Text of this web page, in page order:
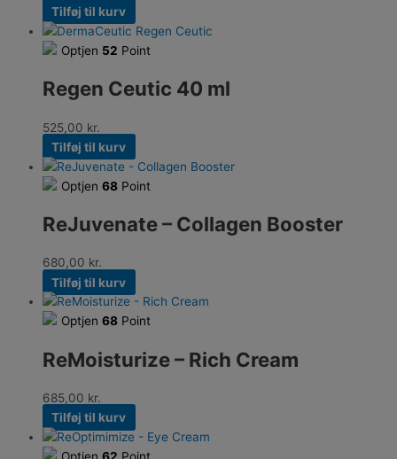
Tilføj til kurv
Optjen 52 Point
Regen Ceutic 40 ml
525,00 kr.
Tilføj til kurv
Optjen 68 Point
ReJuvenate – Collagen Booster
680,00 kr.
Tilføj til kurv
Optjen 68 Point
ReMoisturize – Rich Cream
685,00 kr.
Tilføj til kurv